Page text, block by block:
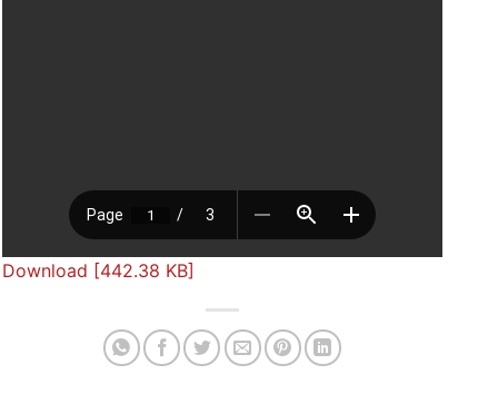
Download [442.38 KB]